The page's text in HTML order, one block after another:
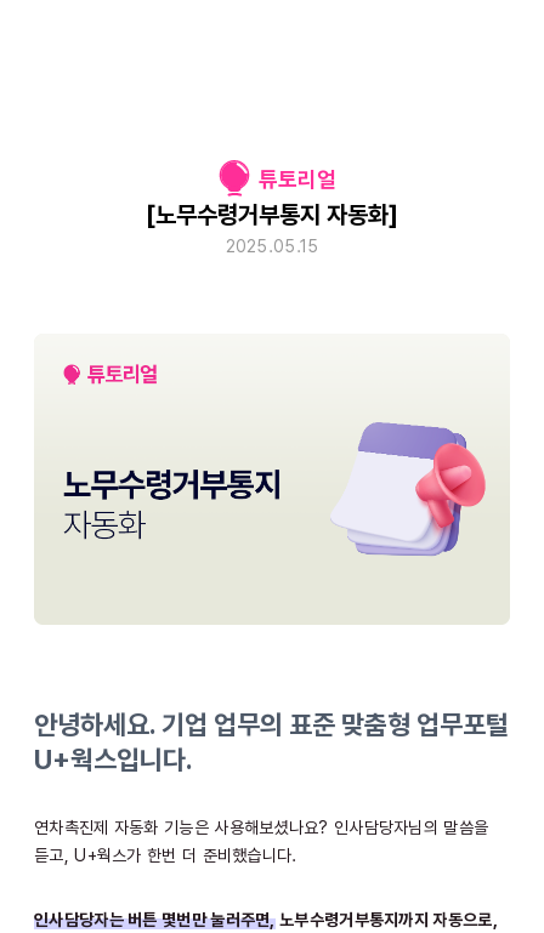
튜토리얼
[노무수령거부통지 자동화]
2025.05.15
안녕하세요. 기업 업무의 표준 맞춤형 업무포털
U+웍스입니다.
연차촉진제 자동화 기능은 사용해보셨나요? 인사담당자님의 말씀을
듣고, U+웍스가 한번 더 준비했습니다.
인사담당자는 버튼 몇번만 눌러주면,노부수령거부통지까지 자동으로,